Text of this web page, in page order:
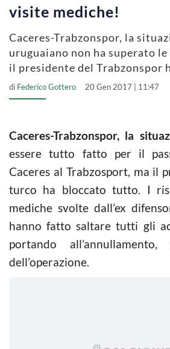
visite mediche!
Caceres-Trabzonspor, la
uruguaiano non ha superato
il presidente del Trabzonspor
di Federico Gottero 20 Gen 2017 | 11:47
Caceres-Trabzonspor, la
essere tutto fatto per il
Caceres al Trabzosport, ma il
turco ha bloccato tutto. I
mediche svolte dall’ex
hanno fatto saltare tutti gli
portando
dell’operazione.